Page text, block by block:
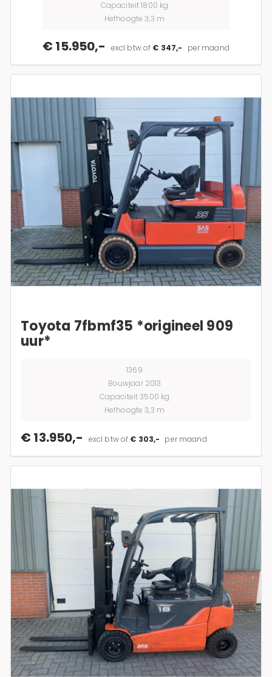
Capaciteit 1800 kg
Hefhoogte 3,3 m
€ 15.950,- excl btw of € 347,- per maand
Toyota 7fbmf35 *origineel 909
uur*
1369
Bouwjaar 2013
Capaciteit 3500 kg
Hefhoogte 3,3 m
€ 13.950,- excl btw of € 303,- per maand